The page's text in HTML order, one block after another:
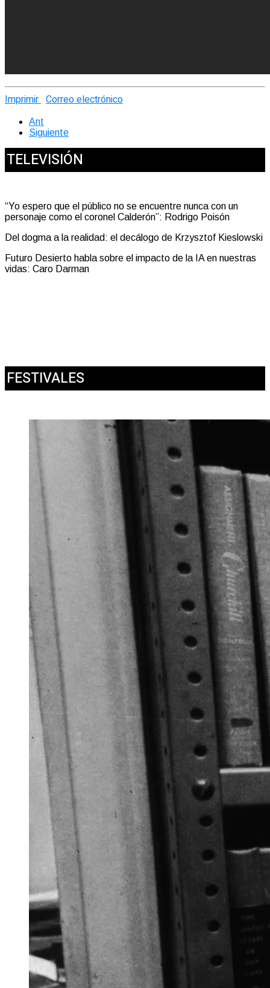
Imprimir Correo electrónico
Ant
Siguiente
TELEVISIÓN
“Yo espero que el público no se encuentre nunca con un
personaje como el coronel Calderón”: Rodrigo Poisón
Del dogma a la realidad: el decálogo de Krzysztof Kieslowski
Futuro Desierto habla sobre el impacto de la IA en nuestras
vidas: Caro Darman
FESTIVALES